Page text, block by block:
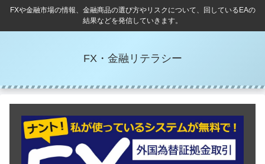
FXや金融市場の情報、金融商品の選び方やリスクについて、回しているEAの
結果などを発信していきます。
FX・金融リテラシー